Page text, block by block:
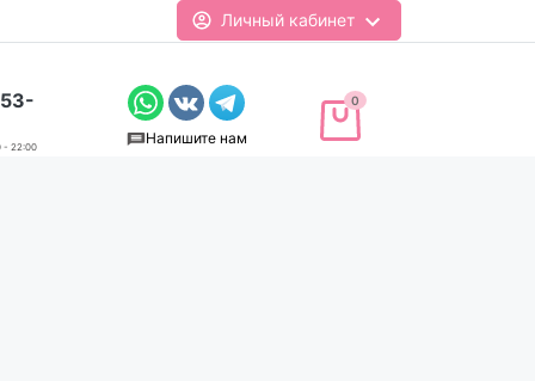
Личный кабинет
Напишите нам
- 22:00
0